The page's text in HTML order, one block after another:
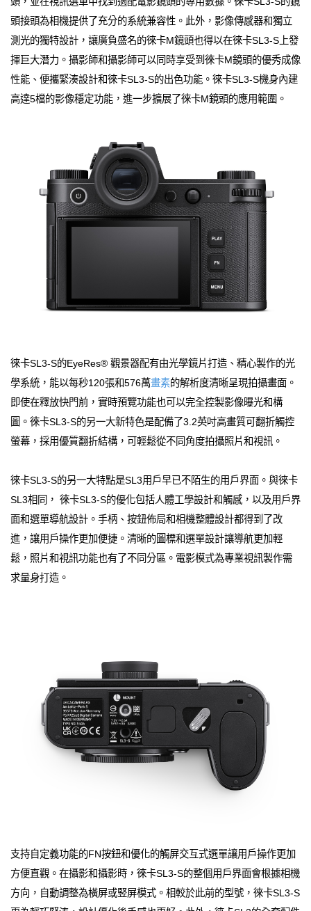
頭接頭為相機提供了充分的系統兼容性。此外，影像傳感器和獨立
測光的獨特設計，讓廣負盛名的徠卡M鏡頭也得以在徠卡SL3-S上發
揮巨大潛力。攝影師和攝影師可以同時享受到徠卡M鏡頭的優秀成像
性能、便攜緊湊設計和徠卡SL3-S的出色功能。徠卡SL3-S機身內建
高達5檔的影像穩定功能，進一步擴展了徠卡M鏡頭的應用範圍。
徠卡SL3-S的EyeRes® 觀景器配有由光學鏡片打造、精心製作的光
學系統，能以每秒120張和576萬畫素的解析度清晰呈現拍攝畫面。
即使在釋放快門前，實時預覽功能也可以完全控製影像曝光和構
圖。徠卡SL3-S的另一大新特色是配備了3.2英吋高畫質可翻折觸控
螢幕，採用優質翻折結構，可輕鬆從不同角度拍攝照片和視訊。
徠卡SL3-S的另一大特點是SL3用戶早已不陌生的用戶界面。與徠卡
SL3相同， 徠卡SL3-S的優化包括人體工學設計和觸感，以及用戶界
面和選單導航設計。手柄、按鈕佈局和相機整體設計都得到了改
進，讓用戶操作更加便捷。清晰的圖標和選單設計讓導航更加輕
鬆，照片和視訊功能也有了不同分區。電影模式為專業視訊製作需
求量身打造。
支持自定義功能的FN按鈕和優化的觸屏交互式選單讓用戶操作更加
方便直觀。在攝影和攝影時，徠卡SL3-S的整個用戶界面會根據相機
方向，自動調整為橫屏或竪屏模式。相較於此前的型號，徠卡SL3-S